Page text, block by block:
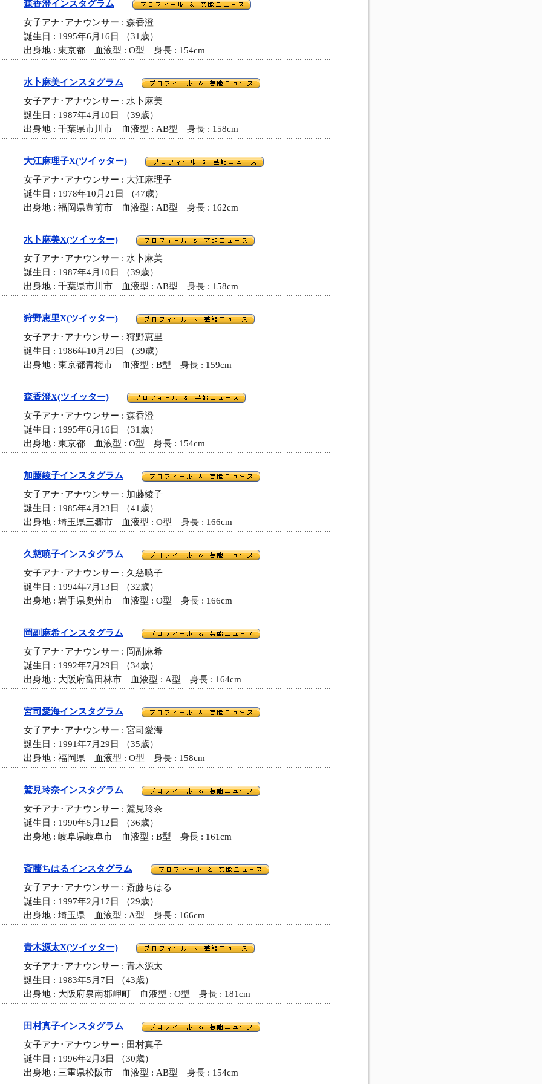
森香澄インスタグラム
女子アナ･アナウンサー : 森香澄
誕生日 : 1995年6月16日 （31歳）
出身地 : 東京都 血液型 : O型 身長 : 154cm
水卜麻美インスタグラム
女子アナ･アナウンサー : 水卜麻美
誕生日 : 1987年4月10日 （39歳）
出身地 : 千葉県市川市 血液型 : AB型 身長 : 158cm
大江麻理子X(ツイッター)
女子アナ･アナウンサー : 大江麻理子
誕生日 : 1978年10月21日 （47歳）
出身地 : 福岡県豊前市 血液型 : AB型 身長 : 162cm
水卜麻美X(ツイッター)
女子アナ･アナウンサー : 水卜麻美
誕生日 : 1987年4月10日 （39歳）
出身地 : 千葉県市川市 血液型 : AB型 身長 : 158cm
狩野恵里X(ツイッター)
女子アナ･アナウンサー : 狩野恵里
誕生日 : 1986年10月29日 （39歳）
出身地 : 東京都青梅市 血液型 : B型 身長 : 159cm
森香澄X(ツイッター)
女子アナ･アナウンサー : 森香澄
誕生日 : 1995年6月16日 （31歳）
出身地 : 東京都 血液型 : O型 身長 : 154cm
加藤綾子インスタグラム
女子アナ･アナウンサー : 加藤綾子
誕生日 : 1985年4月23日 （41歳）
出身地 : 埼玉県三郷市 血液型 : O型 身長 : 166cm
久慈暁子インスタグラム
女子アナ･アナウンサー : 久慈暁子
誕生日 : 1994年7月13日 （32歳）
出身地 : 岩手県奥州市 血液型 : O型 身長 : 166cm
岡副麻希インスタグラム
女子アナ･アナウンサー : 岡副麻希
誕生日 : 1992年7月29日 （34歳）
出身地 : 大阪府富田林市 血液型 : A型 身長 : 164cm
宮司愛海インスタグラム
女子アナ･アナウンサー : 宮司愛海
誕生日 : 1991年7月29日 （35歳）
出身地 : 福岡県 血液型 : O型 身長 : 158cm
鷲見玲奈インスタグラム
女子アナ･アナウンサー : 鷲見玲奈
誕生日 : 1990年5月12日 （36歳）
出身地 : 岐阜県岐阜市 血液型 : B型 身長 : 161cm
斎藤ちはるインスタグラム
女子アナ･アナウンサー : 斎藤ちはる
誕生日 : 1997年2月17日 （29歳）
出身地 : 埼玉県 血液型 : A型 身長 : 166cm
青木源太X(ツイッター)
女子アナ･アナウンサー : 青木源太
誕生日 : 1983年5月7日 （43歳）
出身地 : 大阪府泉南郡岬町 血液型 : O型 身長 : 181cm
田村真子インスタグラム
女子アナ･アナウンサー : 田村真子
誕生日 : 1996年2月3日 （30歳）
出身地 : 三重県松阪市 血液型 : AB型 身長 : 154cm